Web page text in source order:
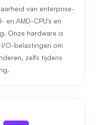
van enterprise-
en AMD-CPU's en
Onze hardware is
O-belastingen om
zelfs tijdens